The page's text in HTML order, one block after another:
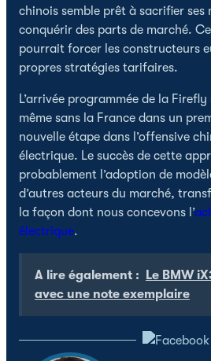
chinois semble prêt à sacrifier
conquérir des parts de marché.
pourrait forcer les constructeurs
propres stratégies tarifaires.
L’arrivée programmée de la
même sans la France dans un
nouvelle étape dans l’offensive
électrique. Le succès de cette
probablement l’adoption de
d’autres acteurs du marché,
la façon dont nous concevons l’
électrique.
A lire également :
Le BMW
avec une note exemplaire